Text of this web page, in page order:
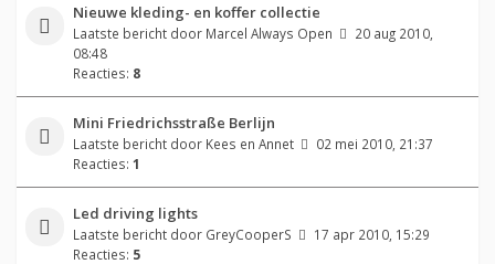
Nieuwe kleding- en koffer collectie
Laatste bericht door Marcel Always Open
20 aug 2010,
08:48
Reacties: 8
Mini Friedrichsstraße Berlijn
Laatste bericht door Kees en Annet
02 mei 2010, 21:37
Reacties: 1
Led driving lights
Laatste bericht door GreyCooperS
17 apr 2010, 15:29
Reacties: 5